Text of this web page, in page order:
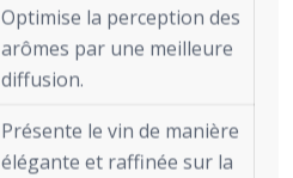
Optimise la perception des
arômes par une meilleure
diffusion.
Présente le vin de manière
élégante et raffinée sur la